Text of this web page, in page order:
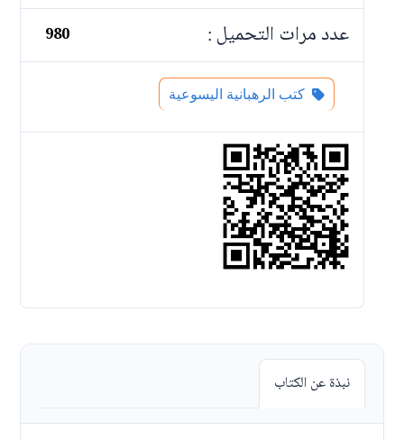
عدد مرات التحميل : 980
كتب الرهبانية اليسوعية
نبذة عن الكتاب